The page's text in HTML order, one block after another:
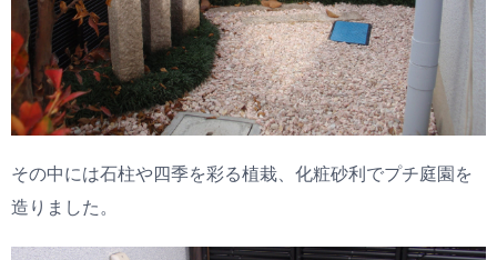
その中には石柱や四季を彩る植栽、化粧砂利でプチ庭園を
造りました。